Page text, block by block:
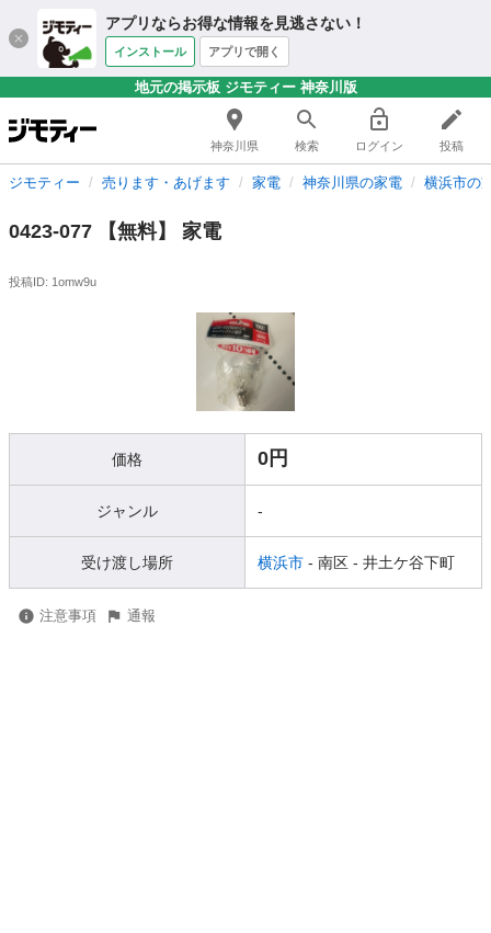
アプリならお得な情報を見逃さない！
インストール アプリで開く
地元の掲示板 ジモティー 神奈川版
神奈川県 検索 ログイン 投稿
ジモティー 売ります・あげます 家電 神奈川県の家電 横浜市の
0423-077 【無料】 家電
投稿ID: 1omw9u
価格 0円
ジャンル -
受け渡し場所 横浜市 - 南区 - 井土ケ谷下町
注意事項 通報